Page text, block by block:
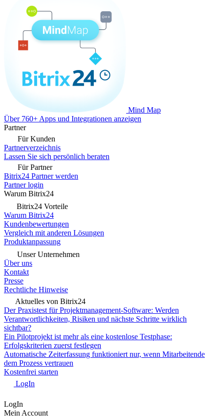
Mind Map
Über 760+ Apps und Integrationen anzeigen
Partner
Für Kunden
Partnerverzeichnis
Lassen Sie sich persönlich beraten
Für Partner
Bitrix24 Partner werden
Partner login
Warum Bitrix24
Bitrix24 Vorteile
Warum Bitrix24
Kundenbewertungen
Vergleich mit anderen Lösungen
Produktanpassung
Unser Unternehmen
Über uns
Kontakt
Presse
Rechtliche Hinweise
Aktuelles von Bitrix24
Der Praxistest für Projektmanagement-Software: Werden
Verantwortlichkeiten, Risiken und nächste Schritte wirklich
sichtbar?
Ein Pilotprojekt ist mehr als eine kostenlose Testphase:
Erfolgskriterien zuerst festlegen
Automatische Zeiterfassung funktioniert nur, wenn Mitarbeitende
dem Prozess vertrauen
Kostenfrei starten
LogIn
LogIn
Mein Account